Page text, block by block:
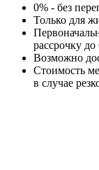
0% - без
Только для
рассрочку до
Возможно
Стоимость
в случае